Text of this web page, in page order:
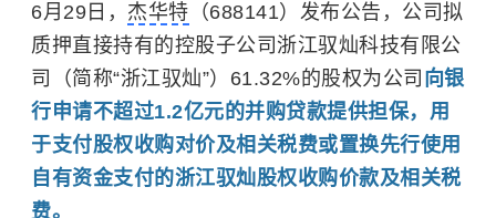
6月29日， 杰华特 （688141）发布公告，公司拟
质押直接持有的控股子公司浙江驭灿科技有限公
司（简称“浙江驭灿”）61.32%的股权为公司 向银
行申请不超过1.2亿元的并购贷款提供担保，用
于支付股权收购对价及相关税费或置换先行使用
自有资金支付的浙江驭灿股权收购价款及相关税
费。